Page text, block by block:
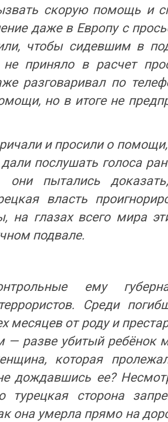
скорую помощь и
даже в Европу с
чтобы сидевшим в
не приняло в расчет
разговаривал по
но в итоге не
и просили о
послушать голоса
они пытались
власть
на глазах всего мира
подвале.
ему
Среди
месяцев от роду и
разве убитый ребёнок
которая
дождавшись ее?
сторона
она умерла прямо на